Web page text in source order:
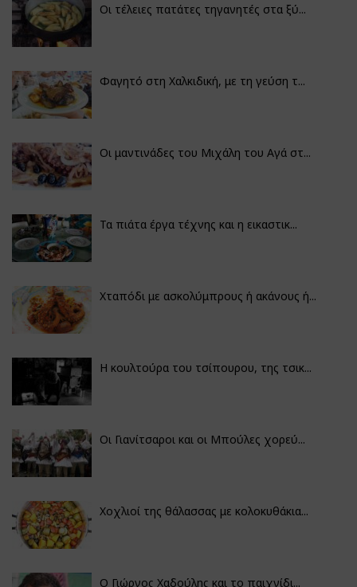
Οι τέλειες πατάτες τηγανητές στα ξύ...
Φαγητό στη Χαλκιδική, με τη γεύση τ...
Οι μαντινάδες του Μιχάλη του Αγά στ...
Τα πιάτα έργα τέχνης και η εικαστικ...
Χταπόδι με ασκολύμπρους ή ακάνους ή...
Η κουλτούρα του τσίπουρου, της τσικ...
Οι Γιανίτσαροι και οι Μπούλες χορεύ...
Χοχλιοί της θάλασσας με κολοκυθάκια...
Ο Γιώργος Χαδούλης και το παιχνίδι...